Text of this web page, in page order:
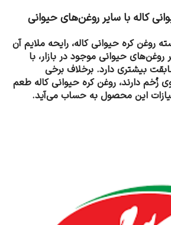
کاله با سایر روغن‌های حیوانی
روغن کره حیوانی کاله، رایحه ملایم آن
حیوانی موجود در بازار، با
بیشتری دارد. برخلاف برخی
زُخم دارند، روغن کره حیوانی کاله طعم
این محصول به حساب می‌آید.